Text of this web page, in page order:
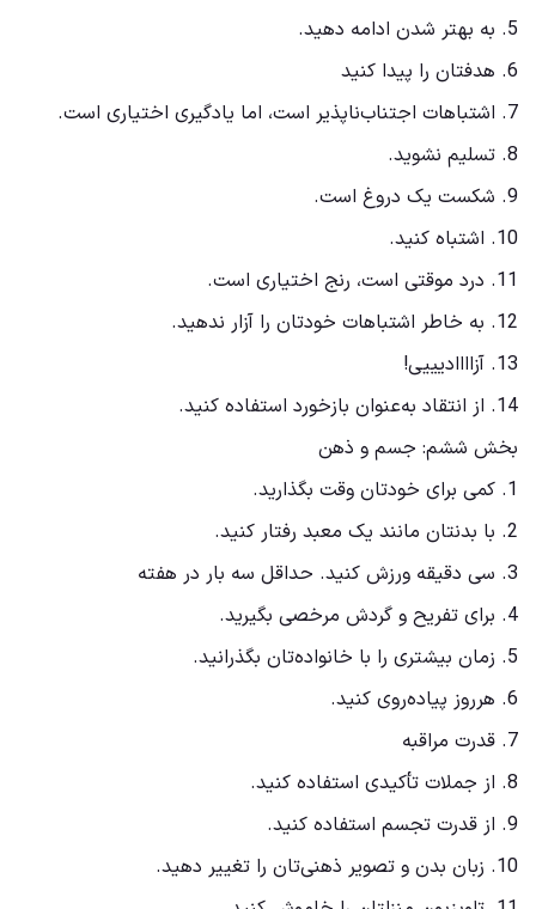
5. به بهتر شدن ادامه دهید.
6. هدفتان را پیدا کنید
7. اشتباهات اجتناب‌ناپذیر است، اما یادگیری اختیاری است.
8. تسلیم نشوید.
9. شکست یک دروغ است.
10. اشتباه کنید.
11. درد موقتی است، رنج اختیاری است.
12. به خاطر اشتباهات خودتان را آزار ندهید.
13. آزاااادیییی!
14. از انتقاد به‌عنوان بازخورد استفاده کنید.
بخش ششم: جسم و ذهن
1. کمی برای خودتان وقت بگذارید.
2. با بدنتان مانند یک معبد رفتار کنید.
3. سی دقیقه ورزش کنید. حداقل سه بار در هفته
4. برای تفریح و گردش مرخصی بگیرید.
5. زمان بیشتری را با خانواده‌تان بگذرانید.
6. هرروز پیاده‌روی کنید.
7. قدرت مراقبه
8. از جملات تأکیدی استفاده کنید.
9. از قدرت تجسم استفاده کنید.
10. زبان بدن و تصویر ذهنی‌تان را تغییر دهید.